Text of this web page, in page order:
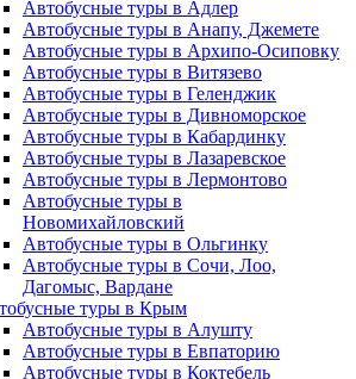
Автобусные туры в Адлер
Автобусные туры в Анапу, Джемете
Автобусные туры в Архипо-Осиповку
Автобусные туры в Витязево
Автобусные туры в Геленджик
Автобусные туры в Дивноморское
Автобусные туры в Кабардинку
Автобусные туры в Лазаревское
Автобусные туры в Лермонтово
Автобусные туры в
Новомихайловский
Автобусные туры в Ольгинку
Автобусные туры в Сочи, Лоо,
Дагомыс, Вардане
туры в Крым
Автобусные туры в Алушту
Автобусные туры в Евпаторию
Автобусные туры в Коктебель